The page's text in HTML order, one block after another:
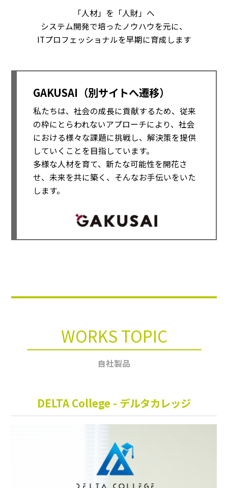
「人材」を「人財」へ
システム開発で培ったノウハウを元に、
ITプロフェッショナルを早期に育成します
GAKUSAI（別サイトへ遷移）
私たちは、社会の成長に貢献するため、従来
の枠にとらわれないアプローチにより、社会
における様々な課題に挑戦し、解決策を提供
していくことを目指しています。
多様な人材を育て、新たな可能性を開花さ
せ、未来を共に築く、そんなお手伝いをいた
します。
WORKS TOPIC
自社製品
DELTA College - デルタカレッジ